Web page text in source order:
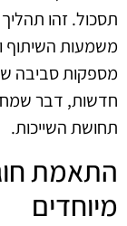
תסכול. זהו
משמעות השיתוף
מספקות סביבה
חדשות, דבר
תחושת השייכות.
התאמת
מיוחדים